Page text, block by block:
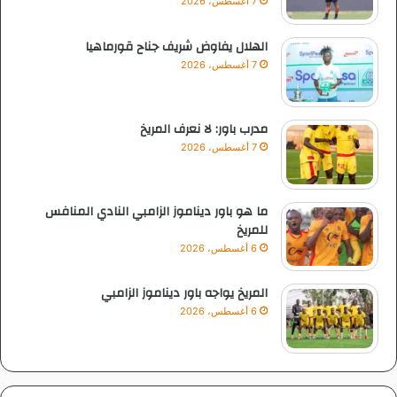
الهلال يفاوض شريف جناح قورماهيا
7 أغسطس، 2026
مدرب باور: لا نعرف المريخ
7 أغسطس، 2026
ما هو باور ديناموز الزامبي النادي المنافس
للمريخ
6 أغسطس، 2026
المريخ يواجه باور ديناموز الزامبي
6 أغسطس، 2026